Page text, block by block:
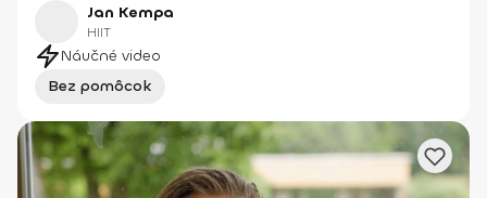
Jan Kempa
HIIT
Náučné video
Bez pomôcok